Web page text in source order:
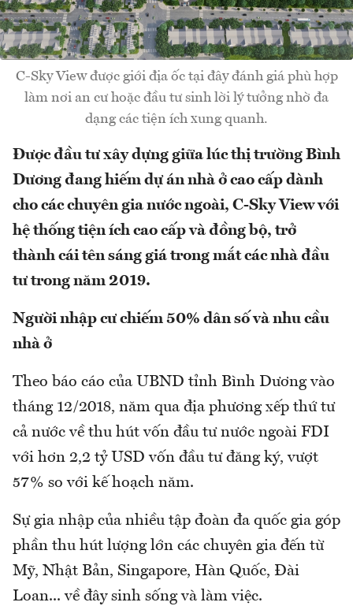
C-Sky View được giới địa ốc tại đây đánh giá phù hợp
làm nơi an cư hoặc đầu tư sinh lời lý tưởng nhờ đa
dạng các tiện ích xung quanh.
Được đầu tư xây dựng giữa lúc thị trường Bình
Dương đang hiếm dự án nhà ở cao cấp dành
cho các chuyên gia nước ngoài, C-Sky View với
hệ thống tiện ích cao cấp và đồng bộ, trở
thành cái tên sáng giá trong mắt các nhà đầu
tư trong năm 2019.
Người nhập cư chiếm 50% dân số và nhu cầu
nhà ở
Theo báo cáo của UBND tỉnh Bình Dương vào
tháng 12/2018, năm qua địa phương xếp thứ tư
cả nước về thu hút vốn đầu tư nước ngoài FDI
với hơn 2,2 tỷ USD vốn đầu tư đăng ký, vượt
57% so với kế hoạch năm.
Sự gia nhập của nhiều tập đoàn đa quốc gia góp
phần thu hút lượng lớn các chuyên gia đến từ
Mỹ, Nhật Bản, Singapore, Hàn Quốc, Đài
Loan... về đây sinh sống và làm việc.